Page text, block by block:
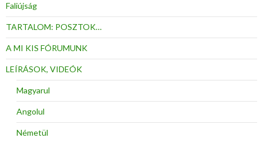
Faliújság
TARTALOM: POSZTOK…
A MI KIS FÓRUMUNK
LEÍRÁSOK, VIDEÓK
Magyarul
Angolul
Németül